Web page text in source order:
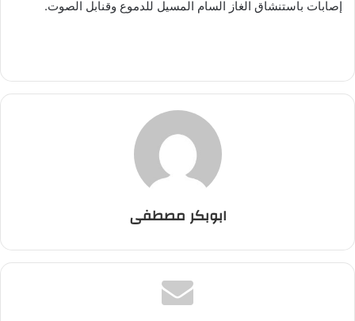
إصابات باستنشاق الغاز السام المسيل للدموع وقنابل الصوت.
ابوبكر مصطفى